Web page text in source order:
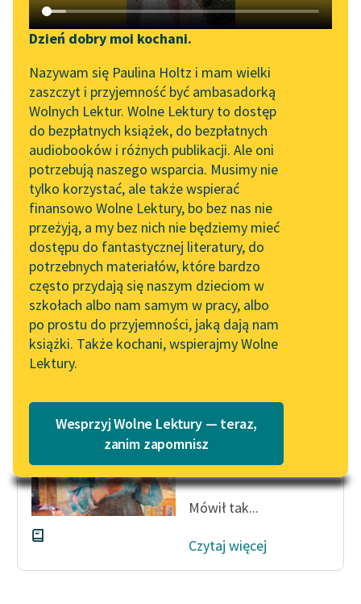
Katalog DAISY
Podkasty o książkach
Zgłoś brak utworu
Aktualności
Zapraszamy na spotkanie
online z tłumaczkami
literatury skandynawskiej
Spotkanie z Katarzyną
Tunkiel w Oslo
Wolne Lektury na 32.
Pol’and’Rock Festivalu
„Kochanek Lady
Chatterley” do słuchania
na Wolnych Lekturach
Nowy audiobook –
„Marzenie o Oriencie”
Lektury szkolne i klasyka
literatury do słuchania dla
uczennic i uczniów z
niepełnosprawnościami
E-kolekcja lektur
Narzędzia
Mapa Wolnych Lektur
Leśmianator
Przewodnik dla piszących i
czytających
API
OAI-PMH
Widget Wolnych Lektur
Przypisy
Katalog w formacie PDF
Dzień dobry moi kochani.
Nazywam się Paulina Holtz i mam wielki
zaszczyt i przyjemność być ambasadorką
Wolnych Lektur. Wolne Lektury to dostęp
do bezpłatnych książek, do bezpłatnych
audiobooków i różnych publikacji. Ale oni
potrzebują naszego wsparcia. Musimy nie
tylko korzystać, ale także wspierać
finansowo Wolne Lektury, bo bez nas nie
przeżyją, a my bez nich nie będziemy mieć
dostępu do fantastycznej literatury, do
potrzebnych materiałów, które bardzo
często przydają się naszym dzieciom w
szkołach albo nam samym w pracy, albo
po prostu do przyjemności, jaką dają nam
książki. Także kochani, wspierajmy Wolne
Lektury.
Wesprzyj Wolne Lektury — teraz,
zanim zapomnisz
Selma Lagerlöf
— Gdybym tylko była
mężczyzną i mogła
wejść na ambonę!
Powinna była jednak
ważyć słowa,
przebywając...
Czytaj więcej
Selma Lagerlöf
Kazanie babki
wszedł na ambonę, od
razu zaczął mówić o
rozgwieżdżonym
niebie.
Mówił tak...
Czytaj więcej